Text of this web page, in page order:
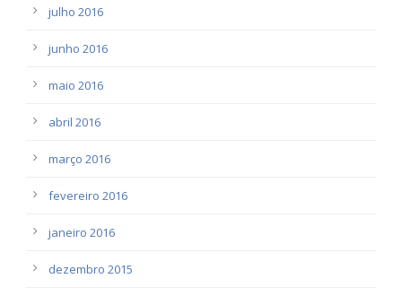
julho 2016
junho 2016
maio 2016
abril 2016
março 2016
fevereiro 2016
janeiro 2016
dezembro 2015